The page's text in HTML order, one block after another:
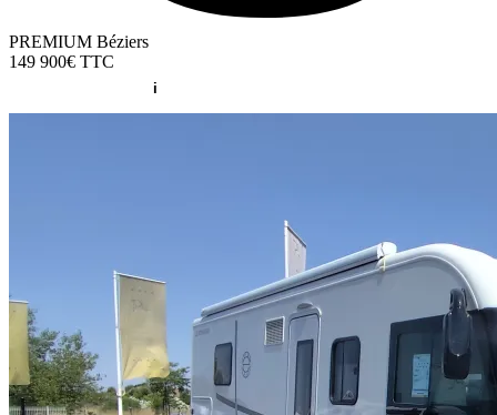
PREMIUM Béziers
149 900€ TTC